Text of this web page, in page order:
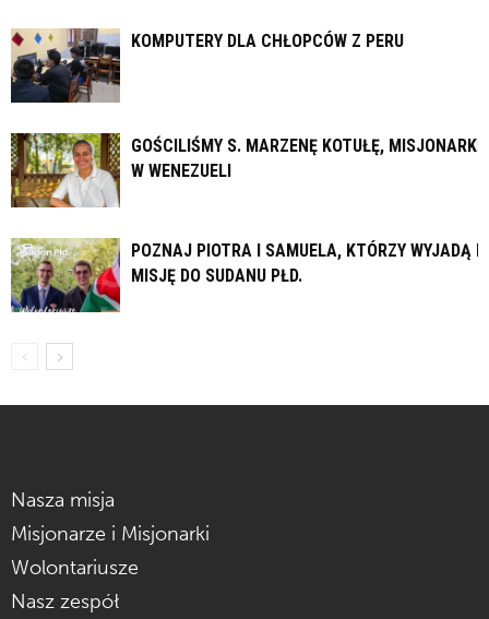
KOMPUTERY DLA CHŁOPCÓW Z PERU
GOŚCILIŚMY S. MARZENĘ KOTUŁĘ, MISJONARKĘ
W WENEZUELI
POZNAJ PIOTRA I SAMUELA, KTÓRZY WYJADĄ
MISJĘ DO SUDANU PŁD.
Nasza misja
Misjonarze i Misjonarki
Wolontariusze
Nasz zespół